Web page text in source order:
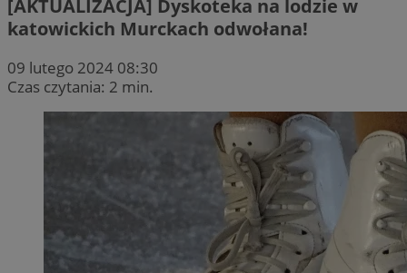
[AKTUALIZACJA] Dyskoteka na lodzie w
katowickich Murckach odwołana!
09 lutego 2024 08:30
Czas czytania: 2 min.